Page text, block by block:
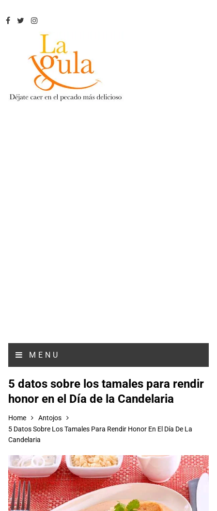
MENU
5 datos sobre los tamales para rendir
honor en el Día de la Candelaria
Home
Antojos
5 Datos Sobre Los Tamales Para Rendir Honor En El Día De La
Candelaria